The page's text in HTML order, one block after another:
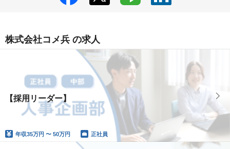
株式会社コメ兵 の求人
【採用リーダー】
年収35万円 〜 50万円 正社員